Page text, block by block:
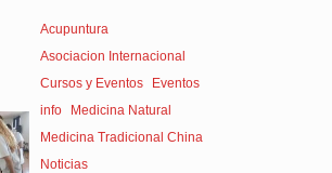
Acupuntura
Asociacion Internacional
Cursos y Eventos
Eventos
info
Medicina Natural
Medicina Tradicional China
Noticias